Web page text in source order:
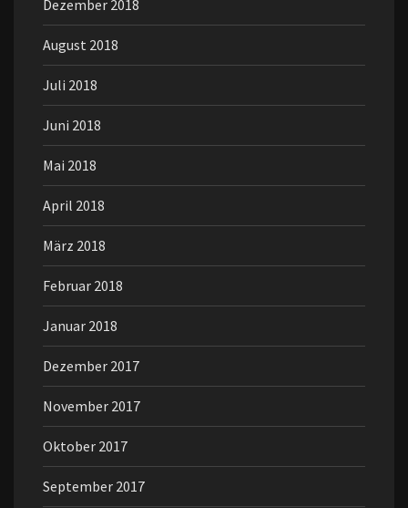
Dezember 2018
August 2018
Juli 2018
Juni 2018
Mai 2018
April 2018
März 2018
Februar 2018
Januar 2018
Dezember 2017
November 2017
Oktober 2017
September 2017